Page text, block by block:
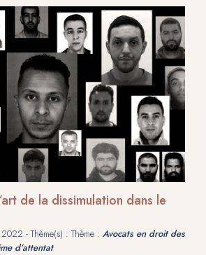
de la dissimulation dans le
2022 - Thème(s) : Thème : Avocats en droit des
d’attentat